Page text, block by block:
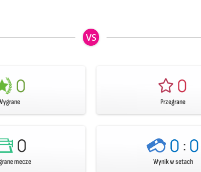
VS
0 0
Przegrane
0
mecze
0:0
Wynik w setach